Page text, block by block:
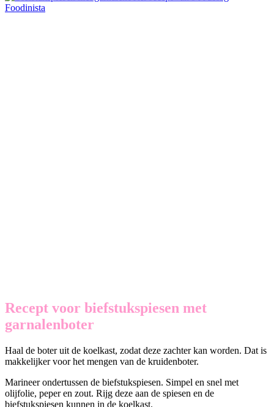
Recept voor biefstukspiesen met
garnalenboter
Haal de boter uit de koelkast, zodat deze zachter kan worden. Dat is
makkelijker voor het mengen van de kruidenboter.
Marineer ondertussen de biefstukspiesen. Simpel en snel met
olijfolie, peper en zout. Rijg deze aan de spiesen en de
biefstukspiesen kunnen in de koelkast.